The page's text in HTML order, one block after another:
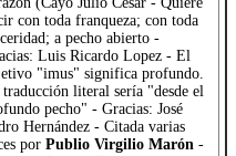
con toda franqueza; con toda
a pecho abierto -
Luis Ricardo Lopez - El
"imus" significa profundo.
literal sería "desde el
pecho" - Gracias: José
Hernández - Citada varias
por Publio Virgilio Marón -